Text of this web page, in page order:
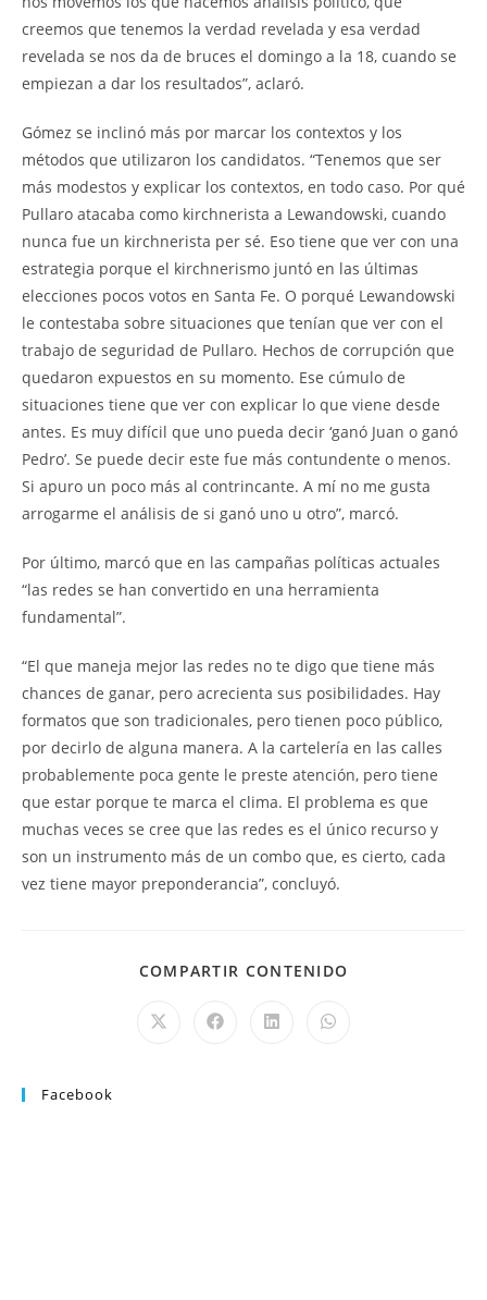
creemos que tenemos la verdad revelada y esa verdad
revelada se nos da de bruces el domingo a la 18, cuando se
empiezan a dar los resultados”, aclaró.
Gómez se inclinó más por marcar los contextos y los
métodos que utilizaron los candidatos. “Tenemos que ser
más modestos y explicar los contextos, en todo caso. Por qué
Pullaro atacaba como kirchnerista a Lewandowski, cuando
nunca fue un kirchnerista per sé. Eso tiene que ver con una
estrategia porque el kirchnerismo juntó en las últimas
elecciones pocos votos en Santa Fe. O porqué Lewandowski
le contestaba sobre situaciones que tenían que ver con el
trabajo de seguridad de Pullaro. Hechos de corrupción que
quedaron expuestos en su momento. Ese cúmulo de
situaciones tiene que ver con explicar lo que viene desde
antes. Es muy difícil que uno pueda decir ‘ganó Juan o ganó
Pedro’. Se puede decir este fue más contundente o menos.
Si apuro un poco más al contrincante. A mí no me gusta
arrogarme el análisis de si ganó uno u otro”, marcó.
Por último, marcó que en las campañas políticas actuales
“las redes se han convertido en una herramienta
fundamental”.
“El que maneja mejor las redes no te digo que tiene más
chances de ganar, pero acrecienta sus posibilidades. Hay
formatos que son tradicionales, pero tienen poco público,
por decirlo de alguna manera. A la cartelería en las calles
probablemente poca gente le preste atención, pero tiene
que estar porque te marca el clima. El problema es que
muchas veces se cree que las redes es el único recurso y
son un instrumento más de un combo que, es cierto, cada
vez tiene mayor preponderancia”, concluyó.
COMPARTIR CONTENIDO
Facebook